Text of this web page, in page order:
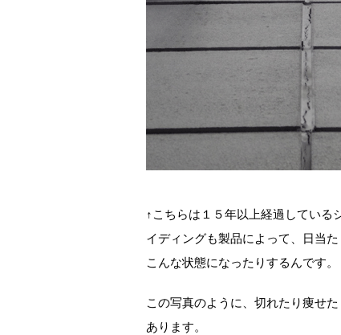
↑こちらは１５年以上経過している
イディングも製品によって、日当
こんな状態になったりするんです。
この写真のように、切れたり痩せ
あります。